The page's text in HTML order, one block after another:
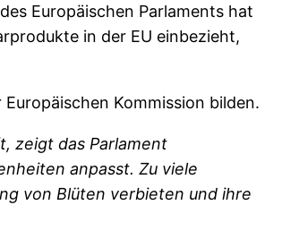
Europäischen Parlaments hat
in der EU einbezieht,
Kommission bilden.
zeigt das Parlament
anpasst. Zu viele
von Blüten verbieten und ihre